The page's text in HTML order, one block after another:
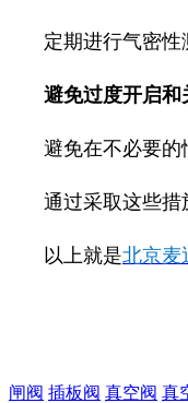
定期进行气密性
避免过度开启和
避免在不必要的
通过采取这些措
以上就是北京麦
闸阀 插板阀 真空阀 真